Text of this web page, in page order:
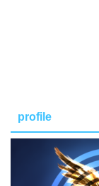
profile